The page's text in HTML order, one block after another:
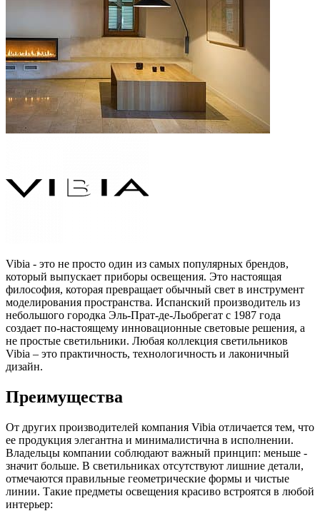
Vibia - это не просто один из самых популярных брендов,
который выпускает приборы освещения. Это настоящая
философия, которая превращает обычный свет в инструмент
моделирования пространства. Испанский производитель из
небольшого городка Эль-Прат-де-Льобрегат с 1987 года
создает по-настоящему инновационные световые решения, а
не простые светильники. Любая коллекция светильников
Vibia – это практичность, технологичность и лаконичный
дизайн.
Преимущества
От других производителей компания Vibia отличается тем, что
ее продукция элегантна и минималистична в исполнении.
Владельцы компании соблюдают важный принцип: меньше -
значит больше. В светильниках отсутствуют лишние детали,
отмечаются правильные геометрические формы и чистые
линии. Такие предметы освещения красиво встроятся в любой
интерьер: